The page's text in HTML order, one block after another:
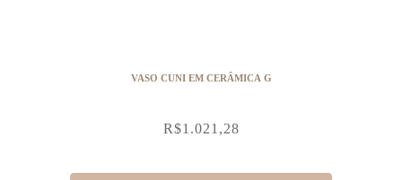
VASO CUNI EM CERÂMICA G
R$1.021,28